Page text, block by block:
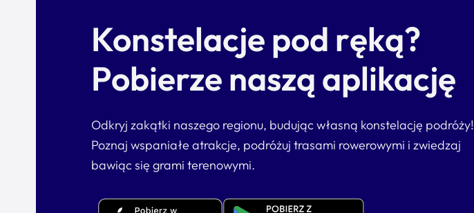
Konstelacje pod ręką?
Pobierze naszą aplikację
Odkryj zakątki naszego regionu, budując własną konstelację podróży!
Poznaj wspaniałe atrakcje, podróżuj trasami rowerowymi i zwiedzaj
bawiąc się grami terenowymi.